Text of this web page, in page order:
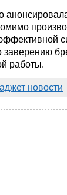
заверению
работы.
новости